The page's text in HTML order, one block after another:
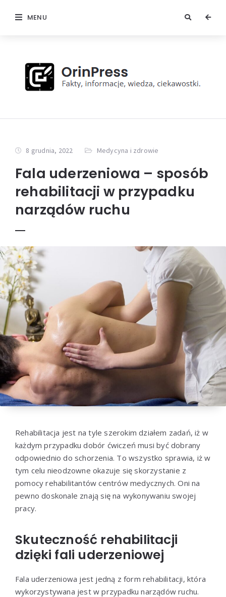
MENU
8 grudnia, 2022 Medycyna i zdrowie
Fala uderzeniowa – sposób
rehabilitacji w przypadku
narządów ruchu
Rehabilitacja jest na tyle szerokim działem zadań, iż w
każdym przypadku dobór ćwiczeń musi być dobrany
odpowiednio do schorzenia. To wszystko sprawia, iż w
tym celu nieodzowne okazuje się skorzystanie z
pomocy rehabilitantów centrów medycznych. Oni na
pewno doskonale znają się na wykonywaniu swojej
pracy.
Skuteczność rehabilitacji
dzięki fali uderzeniowej
Fala uderzeniowa jest jedną z form rehabilitacji, która
wykorzystywana jest w przypadku narządów ruchu.